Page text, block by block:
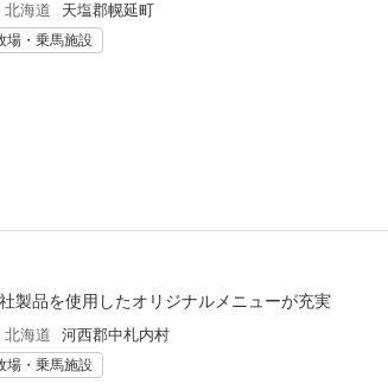
北海道 天塩郡幌延町
場・乗馬施設
製品を使用したオリジナルメニューが充実
北海道 河西郡中札内村
場・乗馬施設